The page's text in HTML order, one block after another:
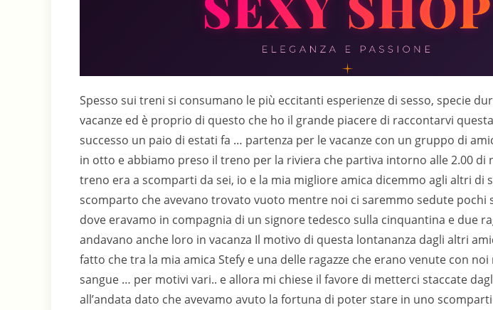
Spesso sui treni si consumano le più eccitanti esperienze di sesso, specie
vacanze ed è proprio di questo che ho il grande piacere di raccontarvi
successo un paio di estati fa … partenza per le vacanze con un gruppo di
in otto e abbiamo preso il treno per la riviera che partiva intorno alle 2.00 di
treno era a scomparti da sei, io e la mia migliore amica dicemmo agli altri di
scomparto che avevano trovato vuoto mentre noi ci saremmo sedute pochi
dove eravamo in compagnia di un signore tedesco sulla cinquantina e due
andavano anche loro in vacanza Il motivo di questa lontananza dagli altri
fatto che tra la mia amica Stefy e una delle ragazze che erano venute con
sangue … per motivi vari.. e allora mi chiese il favore di metterci staccate
all’andata dato che avevamo avuto la fortuna di poter stare in uno